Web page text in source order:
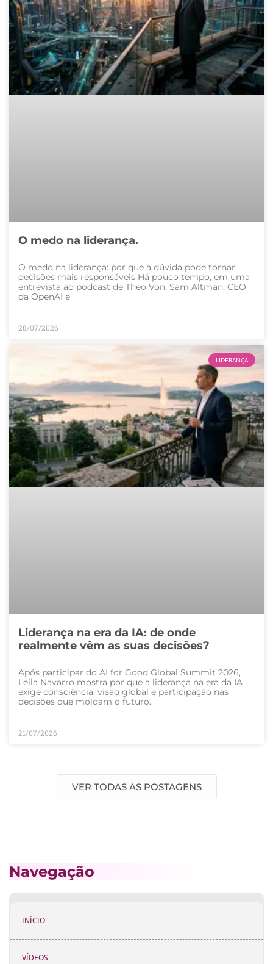
O medo na liderança.
O medo na liderança: por que a dúvida pode tornar
decisões mais responsáveis Há pouco tempo, em uma
entrevista ao podcast de Theo Von, Sam Altman, CEO
da OpenAI e
28/07/2026
LIDERANÇA
Liderança na era da IA: de onde
realmente vêm as suas decisões?
Após participar do AI for Good Global Summit 2026,
Leila Navarro mostra por que a liderança na era da IA
exige consciência, visão global e participação nas
decisões que moldam o futuro.
21/07/2026
VER TODAS AS POSTAGENS
Navegação
INÍCIO
VÍDEOS